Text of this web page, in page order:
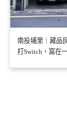
南投埔里｜藏品
打Switch，窩在